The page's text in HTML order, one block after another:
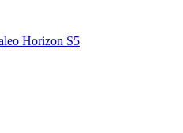
Horizon S5